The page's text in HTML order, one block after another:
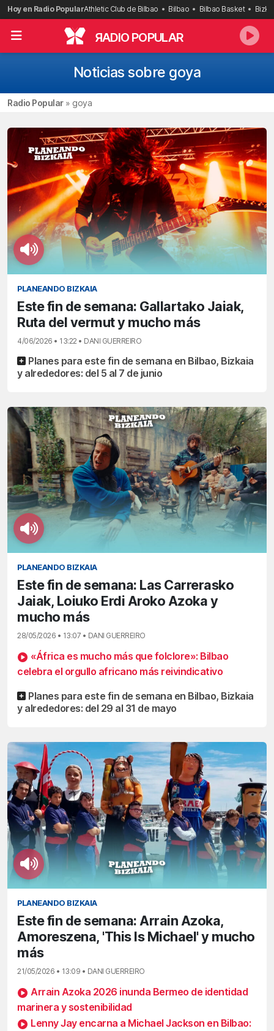
Saltar
al
contenido
Hoy en Radio PopularAthletic Club de Bilbao Bilbao Bilbao Basket
RADIO POPULAR
Noticias sobre goya
Radio Popular» goya
PLANEANDO BIZKAIA
Este fin de semana: Gallartako Jaiak,
Ruta del vermut y mucho más
4/06/2026 • 13:22 • DANI GUERREIRO
Planes para este fin de semana en Bilbao, Bizkaia
y alrededores: del 5 al 7 de junio
PLANEANDO BIZKAIA
Este fin de semana: Las Carrerasko
Jaiak, Loiuko Erdi Aroko Azoka y
mucho más
28/05/2026 • 13:07 • DANI GUERREIRO
«África es mucho más que folclore»: Bilbao
celebra el orgullo africano más reivindicativo
Planes para este fin de semana en Bilbao, Bizkaia
y alrededores: del 29 al 31 de mayo
PLANEANDO BIZKAIA
Este fin de semana: Arrain Azoka,
Amoreszena, 'This Is Michael' y mucho
más
21/05/2026 • 13:09 • DANI GUERREIRO
Arrain Azoka 2026 inunda Bermeo de identidad
marinera y sostenibilidad
Lenny Jay encarna a Michael Jackson en Bilbao: